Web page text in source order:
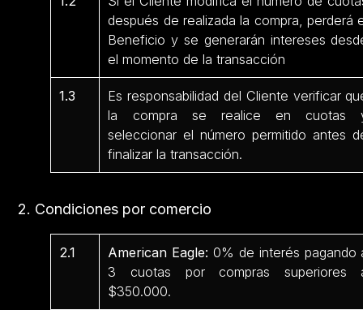
después de realizada la compra, perderá
Beneficio y se generarán intereses
el momento de la transacción
1.3
Es responsabilidad del Cliente verificar
la compra se realice en cuotas
seleccionar el número permitido antes
finalizar la transacción.
2. Condiciones por comercio
2.1 American Eagle: 0% de interés pagando
3 cuotas por compras superiores
$350.000.